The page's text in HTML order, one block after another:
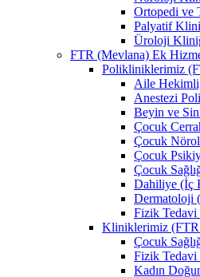
Ortopedi ve
Palyatif
Üroloji
FTR (Mevlana) Ek
Polikliniklerimiz
Aile
Anestezi
Beyin ve
Çocuk
Çocuk
Çocuk
Çocuk
Dahiliye (İç
Dermatoloji
Fizik Tedavi
Kliniklerimiz
Çocuk
Fizik
Kadın